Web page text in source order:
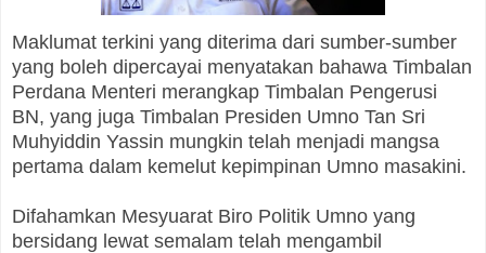
Maklumat terkini yang diterima dari sumber-sumber
yang boleh dipercayai menyatakan bahawa Timbalan
Perdana Menteri merangkap Timbalan Pengerusi
BN, yang juga Timbalan Presiden Umno Tan Sri
Muhyiddin Yassin mungkin telah menjadi mangsa
pertama dalam kemelut kepimpinan Umno masakini.
Difahamkan Mesyuarat Biro Politik Umno yang
bersidang lewat semalam telah mengambil